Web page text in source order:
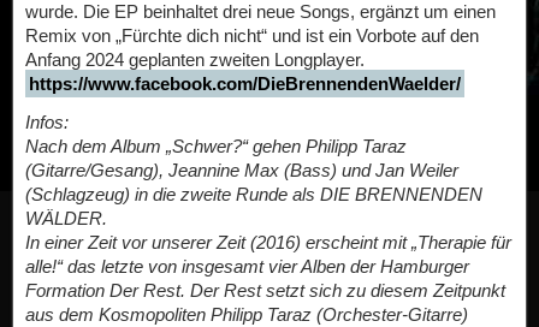
wurde. Die EP beinhaltet drei neue Songs, ergänzt um einen
Remix von „Fürchte dich nicht“ und ist ein Vorbote auf den
Anfang 2024 geplanten zweiten Longplayer.
https://www.facebook.com/DieBrennendenWaelder/
Infos:
Nach dem Album „Schwer?“ gehen Philipp Taraz
(Gitarre/Gesang), Jeannine Max (Bass) und Jan Weiler
(Schlagzeug) in die zweite Runde als DIE BRENNENDEN
WÄLDER.
In einer Zeit vor unserer Zeit (2016) erscheint mit „Therapie für
alle!“ das letzte von insgesamt vier Alben der Hamburger
Formation Der Rest. Der Rest setzt sich zu diesem Zeitpunkt
aus dem Kosmopoliten Philipp Taraz (Orchester-Gitarre)